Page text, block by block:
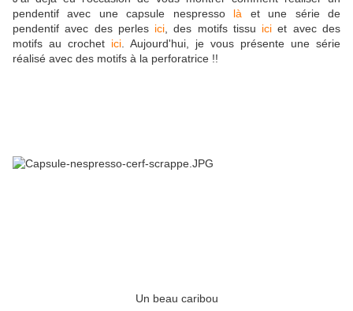
pendentif avec une capsule nespresso là et une série de
pendentif avec des perles ici , des motifs tissu ici et avec des
motifs au crochet ici . Aujourd'hui, je vous présente une série
réalisé avec des motifs à la perforatrice !!
Un beau caribou